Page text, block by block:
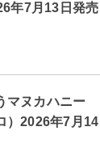
年7月13日発売
マヌカハニー
）2026年7月14